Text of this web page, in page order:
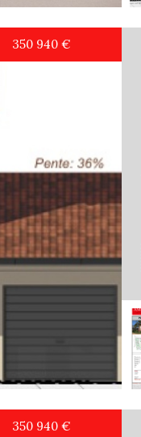
350 940 €
350 940 €